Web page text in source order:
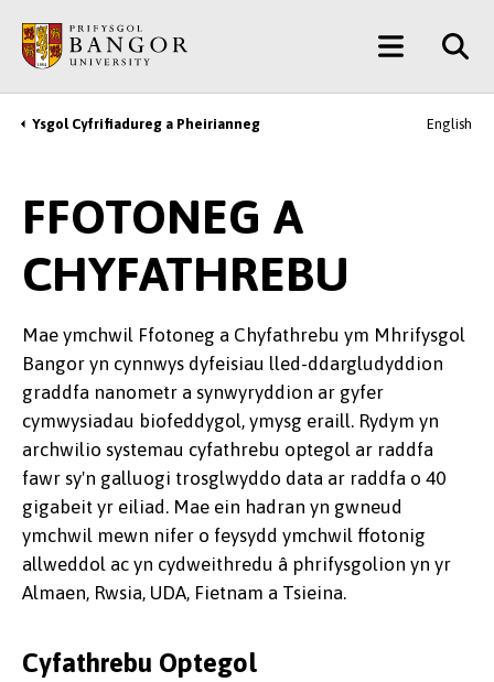
Prif
Gynnwys
Main
Menu
Breadcrumb
Ysgol Cyfrifiadureg a Pheirianneg English
FFOTONEG A
CHYFATHREBU
Mae ymchwil Ffotoneg a Chyfathrebu ym Mhrifysgol
Bangor yn cynnwys dyfeisiau lled-ddargludyddion
graddfa nanometr a synwyryddion ar gyfer
cymwysiadau biofeddygol, ymysg eraill. Rydym yn
archwilio systemau cyfathrebu optegol ar raddfa
fawr sy'n galluogi trosglwyddo data ar raddfa o 40
gigabeit yr eiliad. Mae ein hadran yn gwneud
ymchwil mewn nifer o feysydd ymchwil ffotonig
allweddol ac yn cydweithredu â phrifysgolion yn yr
Almaen, Rwsia, UDA, Fietnam a Tsieina.
Cyfathrebu Optegol